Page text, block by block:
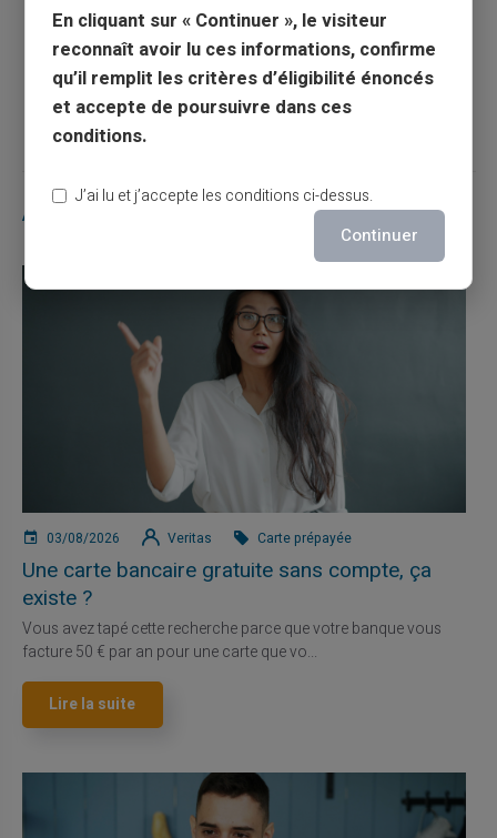
interbancaires 2025
Article suivant
Articles similaires
03/08/2026 Veritas Carte prépayée
Une carte bancaire gratuite sans compte, ça
existe ?
Vous avez tapé cette recherche parce que votre banque vous
facture 50 € par an pour une carte que vo...
Lire la suite
En cliquant sur « Continuer », le visiteur
reconnaît avoir lu ces informations, confirme
qu’il remplit les critères d’éligibilité énoncés
et accepte de poursuivre dans ces
conditions.
J’ai lu et j’accepte les conditions ci-dessus.
Continuer